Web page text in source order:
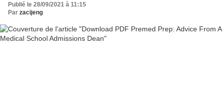
Publié le 28/09/2021 à 11:15
Par zacijeng